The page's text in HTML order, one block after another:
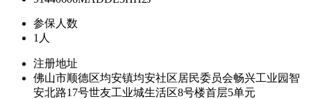
参保人数
1人
注册地址
佛山市顺德区均安镇均安社区居民委员会畅兴工业园智
安北路17号世友工业城生活区8号楼首层5单元